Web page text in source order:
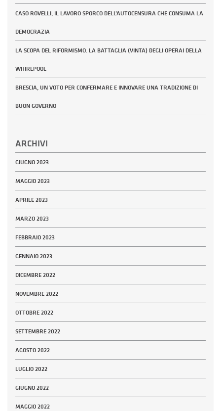
CASO ROVELLI, IL LAVORO SPORCO DELL’AUTOCENSURA CHE CONSUMA LA
DEMOCRAZIA
LA SCOPA DEL RIFORMISMO. LA BATTAGLIA (VINTA) DEGLI OPERAI DELLA
WHIRLPOOL
BRESCIA, UN VOTO PER CONFERMARE E INNOVARE UNA TRADIZIONE DI
BUON GOVERNO
ARCHIVI
GIUGNO 2023
MAGGIO 2023
APRILE 2023
MARZO 2023
FEBBRAIO 2023
GENNAIO 2023
DICEMBRE 2022
NOVEMBRE 2022
OTTOBRE 2022
SETTEMBRE 2022
AGOSTO 2022
LUGLIO 2022
GIUGNO 2022
MAGGIO 2022